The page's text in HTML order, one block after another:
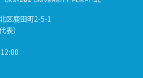
区鹿田町2-5-1
表）